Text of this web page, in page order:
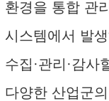
환경을 통합 관
시스템에서 발
수집·관리·감
다양한 산업군